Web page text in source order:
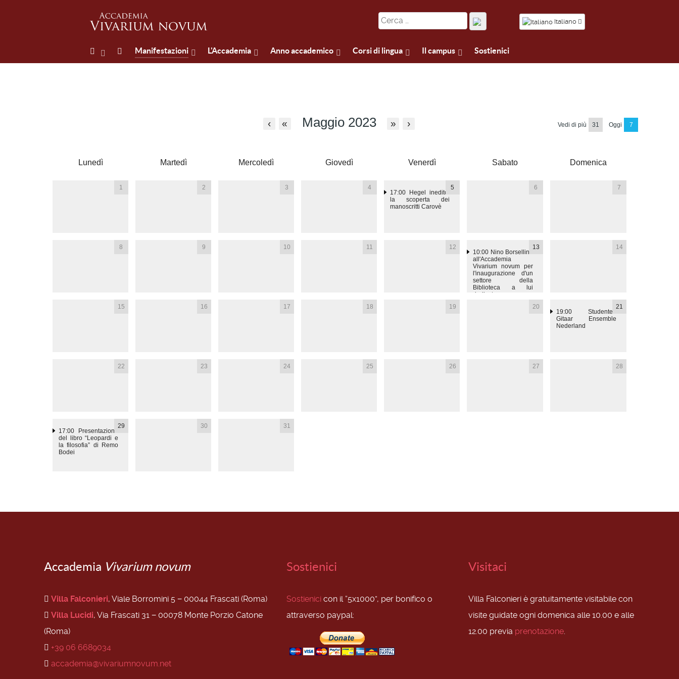
Italiano
Manifestazioni L'Accademia Anno accademico Corsi di lingua Il campus Sostienici
‹ « Maggio 2023 » › Vedi di più 31 Oggi 7
Lunedì Martedì Mercoledì Giovedì Venerdì Sabato Domenica
1 2 3 4 5
17:00 Hegel inedito:
la scoperta dei
manoscritti Carovè
6 7
8 9 10 11 12 13
10:00 Nino Borsellino
all'Accademia
Vivarium novum per
l'inaugurazione d'un
settore della
Biblioteca a lui
dedicato
14
15 16 17 18 19 20 21
19:00
Studenten
Gitaar Ensemble
Nederland
22 23 24 25 26 27 28
29
17:00
Presentazione
del libro “Leopardi e
la filosofia” di Remo
Bodei
30 31
Accademia Vivarium novum
Villa Falconieri, Viale Borromini 5 − 00044 Frascati (Roma)
Villa Lucidi, Via Frascati 31 − 00078 Monte Porzio Catone
(Roma)
+39 06 6689034
accademia@vivariumnovum.net
Sostienici
Sostienici con il “5x1000”, per bonifico o
attraverso paypal:
Visitaci
Villa Falconieri è gratuitamente visitabile con
visite guidate ogni domenica alle 10.00 e alle
12.00 previa prenotazione.